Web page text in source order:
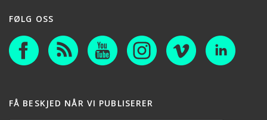
FØLG OSS
FÅ BESKJED NÅR VI PUBLISERER